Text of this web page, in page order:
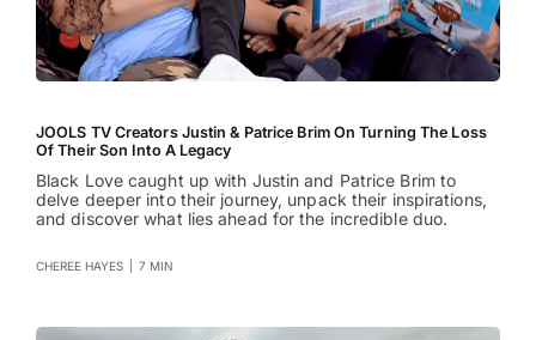
JOOLS TV Creators Justin & Patrice Brim On Turning The Loss
Of Their Son Into A Legacy
Black Love caught up with Justin and Patrice Brim to
delve deeper into their journey, unpack their inspirations,
and discover what lies ahead for the incredible duo.
CHEREE HAYES 7 MIN